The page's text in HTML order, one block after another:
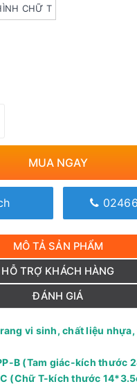
CHỮ T
MUA NGAY
MÔ TẢ SẢN PHẨM
HỖ TRỢ KHÁCH HÀNG
ĐÁNH GIÁ
vi sinh, chất liệu
B (Tam giác-kích thước
T-kích thước